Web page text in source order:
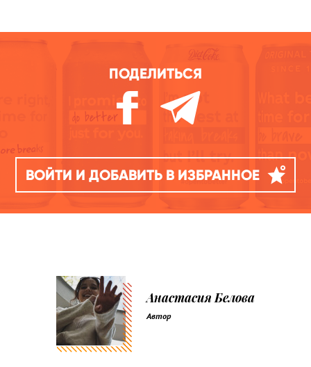
ПОДЕЛИТЬСЯ
ВОЙТИ И ДОБАВИТЬ В ИЗБРАННОЕ
Анастасия Белова
Автор